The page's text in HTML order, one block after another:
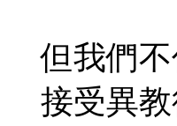
但我們
接受異